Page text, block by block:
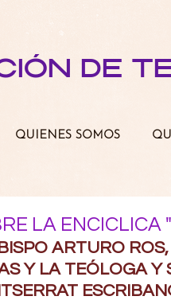
DE
LA ENCICLICA
ARTURO
Y LA TEÓLOGA Y
QUIENES SOMOS